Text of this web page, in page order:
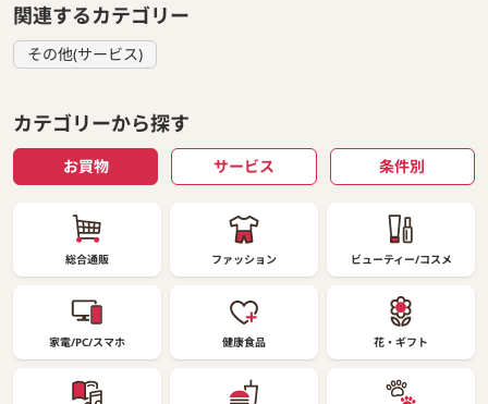
関連するカテゴリー
その他(サービス)
カテゴリーから探す
お買物 サービス 条件別
総合通販 ファッション ビューティー/コスメ
家電/PC/スマホ 健康食品 花・ギフト